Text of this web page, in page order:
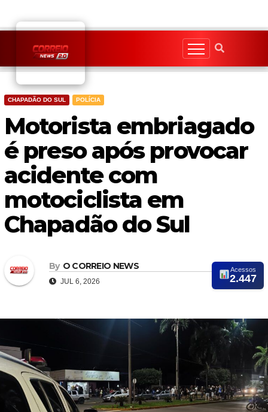
content
CHAPADÃO DO SUL POLÍCIA
Motorista embriagado
é preso após provocar
acidente com
motociclista em
Chapadão do Sul
By O CORREIO NEWS
JUL 6, 2026
Acessos
2.447